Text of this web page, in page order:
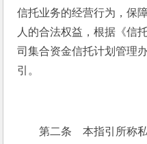
信托业务的经营行为，保
人的合法权益，根据《信
司集合资金信托计划管理
引。
第二条　本指引所称私